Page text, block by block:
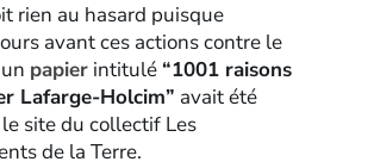
rien au hasard puisque
avant ces actions contre le
papier intitulé “1001 raisons
Lafarge-Holcim” avait été
site du collectif Les
de la Terre.